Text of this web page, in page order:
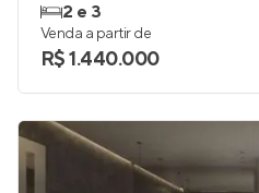
2 e 3
Venda a partir de
R$ 1.440.000